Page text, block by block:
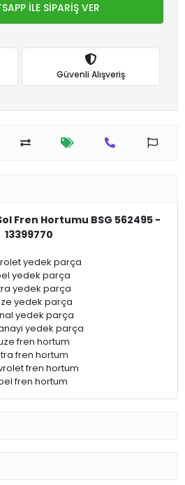
İLE SİPARİŞ VER
Güvenli Alışveriş
Fren Hortumu BSG 562495 -
13399770
yedek parça
yedek parça
yedek parça
yedek parça
yedek parça
yedek parça
fren hortum
fren hortum
fren hortum
fren hortum